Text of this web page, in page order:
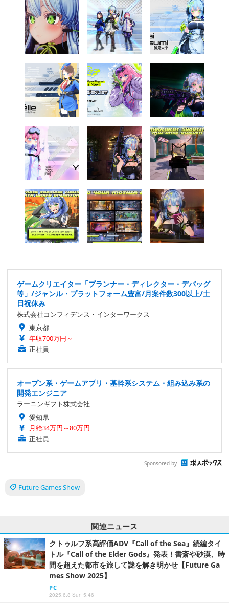
ゲームクリエイター「プランナー・ディレクター・デバッグ
等」/ジャンル・プラットフォーム豊富/月案件数300以上/土
日祝休み
株式会社コンフィデンス・インターワークス
東京都
年収700万円～
正社員
オープン系・ゲームアプリ・基幹系システム・組み込み系の
開発エンジニア
ラーニンギフト株式会社
愛知県
月給34万円～80万円
正社員
Sponsored by
Future Games Show
関連ニュース
クトゥルフ系高評価ADV『Call of the Sea』続編タイ
トル『Call of the Elder Gods』発表！書斎や砂漠、時
間を超えた都市を旅して謎を解き明かせ【Future Ga
mes Show 2025】
PC
2025.6.8 Sun 5:46